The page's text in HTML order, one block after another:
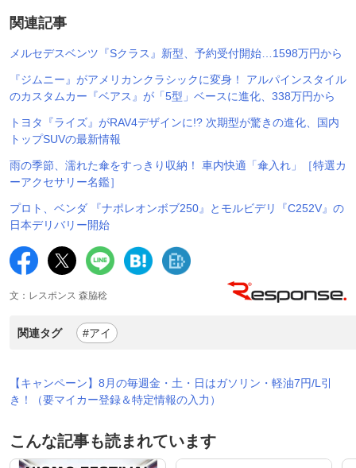
関連記事
メルセデスベンツ『Sクラス』新型、予約受付開始…1598万円から
『ジムニー』がアメリカンクラシックに変身！ アルパインスタイル
のカスタムカー『ベアス』が「5型」ベースに進化、338万円から
トヨタ『ライズ』がRAV4デザインに!? 次期型が驚きの進化、国内
トップSUVの最新情報
雨の季節、濡れた傘をすっきり収納！ 車内快適「傘入れ」［特選カ
ーアクセサリー名鑑］
プロト、ベンダ 『ナポレオンボブ250』とモルビデリ『C252V』の
日本デリバリー開始
文：レスポンス 森脇稔
関連タグ #アイ
【キャンペーン】8月の毎週金・土・日はガソリン・軽油7円/L引
き！（要マイカー登録＆特定情報の入力）
こんな記事も読まれています